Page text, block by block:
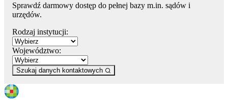
Sprawdź darmowy dostęp do pełnej bazy m.in. sądów i
urzędów.
Rodzaj instytucji:
Województwo:
Szukaj danych kontaktowych